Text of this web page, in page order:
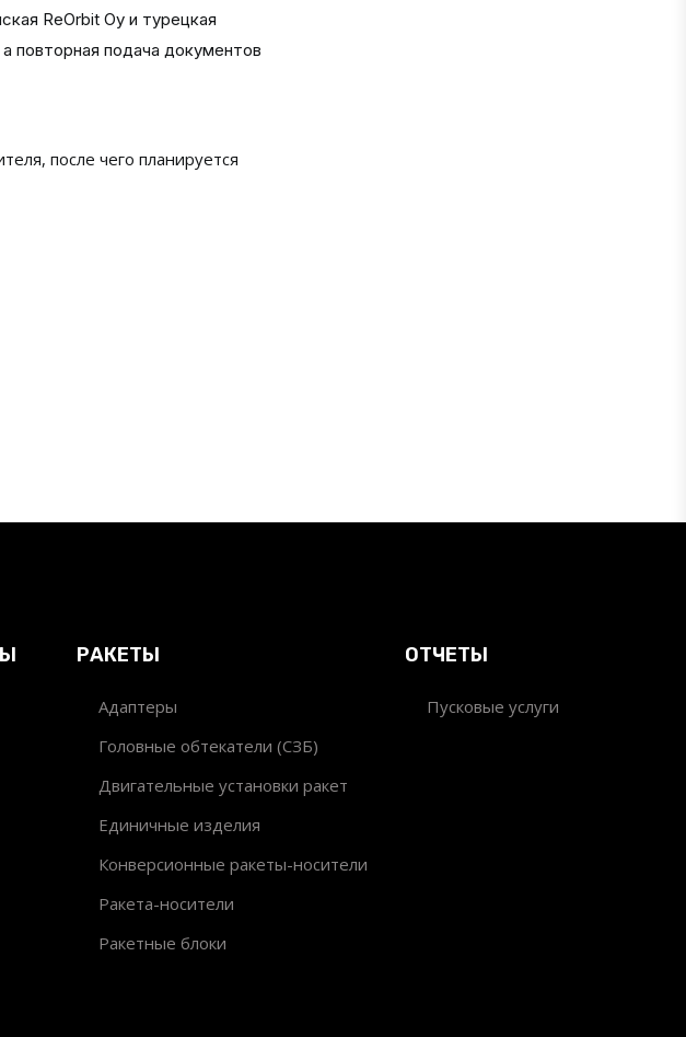
ReOrbit Oy и турецкая
повторная подача документов
после чего планируется
РАКЕТЫ
Адаптеры
Головные обтекатели (СЗБ)
Двигательные установки ракет
Единичные изделия
Конверсионные ракеты-носители
Ракета-носители
Ракетные блоки
ОТЧЕТЫ
Пусковые услуги